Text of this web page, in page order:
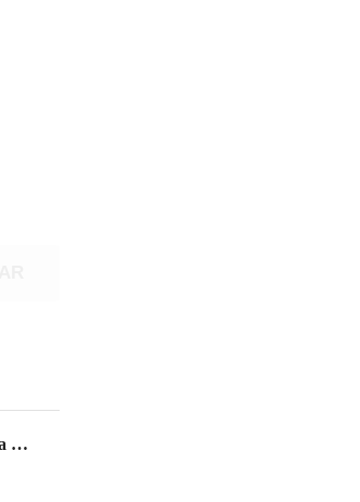
Motosierra a Gasolina 52 Barra 20'' PD